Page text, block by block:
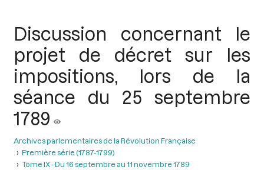
Discussion concernant le
projet de décret sur les
impositions, lors de la
séance du 25 septembre
1789
Archives parlementaires de la Révolution Française
Première série (1787-1799)
Tome IX - Du 16 septembre au 11 novembre 1789